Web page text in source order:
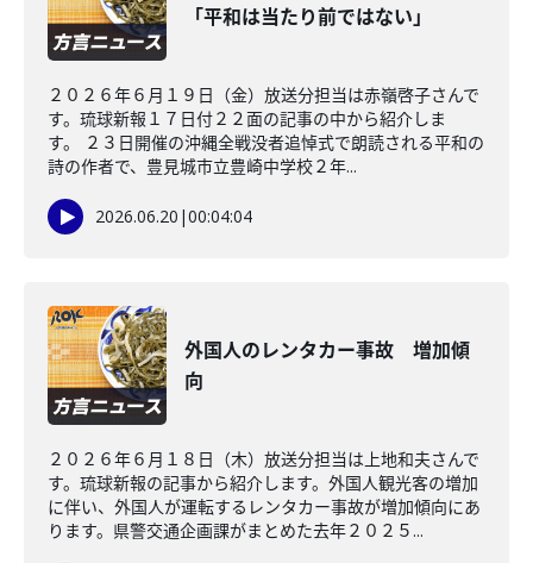
「平和は当たり前ではない」
２０２６年６月１９日（金）放送分担当は赤嶺啓子さんで
す。琉球新報１７日付２２面の記事の中から紹介しま
す。 ２３日開催の沖縄全戦没者追悼式で朗読される平和の
詩の作者で、豊見城市立豊崎中学校２年...
2026.06.20 |00:04:04
外国人のレンタカー事故 増加傾
向
２０２６年６月１８日（木）放送分担当は上地和夫さんで
す。琉球新報の記事から紹介します。外国人観光客の増加
に伴い、外国人が運転するレンタカー事故が増加傾向にあ
ります。県警交通企画課がまとめた去年２０２５...